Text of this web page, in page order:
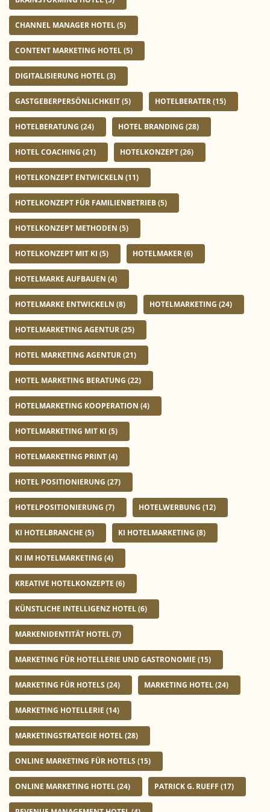
CHANNEL MANAGER HOTEL(5)
CONTENT MARKETING HOTEL(5)
DIGITALISIERUNG HOTEL(3)
GASTGEBERPERSÖNLICHKEIT(5) HOTELBERATER(15)
HOTELBERATUNG (24) HOTEL BRANDING (28)
HOTEL COACHING (21) HOTELKONZEPT(26)
HOTELKONZEPT ENTWICKELN (11)
HOTELKONZEPT FÜR FAMILIENBETRIEB(5)
HOTELKONZEPT METHODEN (5)
HOTELKONZEPT MIT KI (5) HOTELMAKER(6)
HOTELMARKE AUFBAUEN (4)
HOTELMARKE ENTWICKELN (8) HOTELMARKETING (24)
HOTELMARKETING AGENTUR(25)
HOTEL MARKETING AGENTUR(21)
HOTEL MARKETING BERATUNG (22)
HOTELMARKETING KOOPERATION (4)
HOTELMARKETING MIT KI (5)
HOTELMARKETING PRINT(4)
HOTEL POSITIONIERUNG (27)
HOTELPOSITIONIERUNG (7) HOTELWERBUNG (12)
KI HOTELBRANCHE (5) KI HOTELMARKETING (8)
KI IM HOTELMARKETING (4)
KREATIVE HOTELKONZEPTE (6)
KÜNSTLICHE INTELLIGENZ HOTEL(6)
MARKENIDENTITÄT HOTEL(7)
MARKETING FÜR HOTELLERIE UND GASTRONOMIE (15)
MARKETING FÜR HOTELS (24) MARKETING HOTEL(24)
MARKETING HOTELLERIE (14)
MARKETINGSTRATEGIE HOTEL(28)
ONLINE MARKETING FÜR HOTELS (15)
ONLINE MARKETING HOTEL(24) PATRICK G. RUEFF (17)